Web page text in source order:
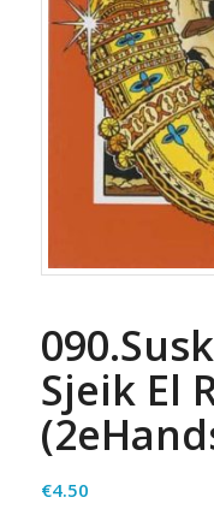
Sjeik El
€4.50